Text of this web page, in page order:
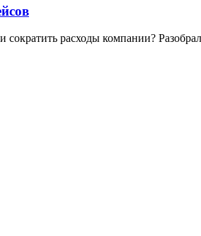
расходы компании?